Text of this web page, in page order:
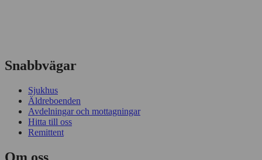
Snabbvägar
Sjukhus
Äldreboenden
Avdelningar och mottagningar
Hitta till oss
Remittent